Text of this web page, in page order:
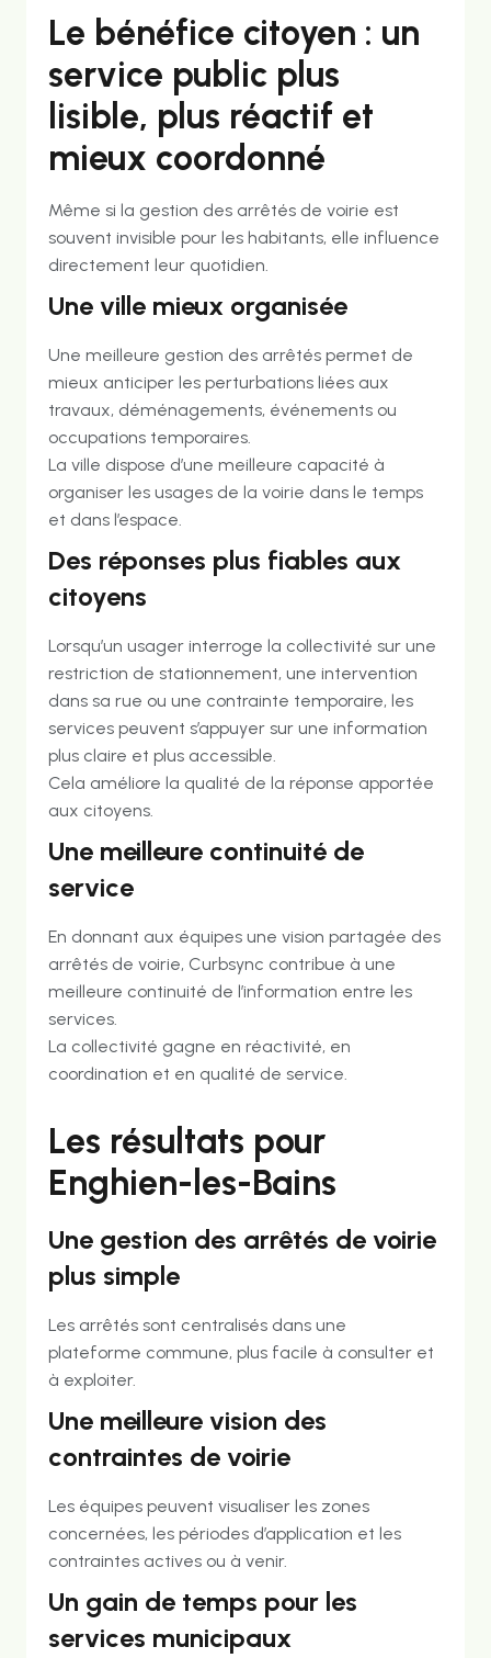
Le bénéfice citoyen : un
service public plus
lisible, plus réactif et
mieux coordonné
Même si la gestion des arrêtés de voirie est
souvent invisible pour les habitants, elle influence
directement leur quotidien.
Une ville mieux organisée
Une meilleure gestion des arrêtés permet de
mieux anticiper les perturbations liées aux
travaux, déménagements, événements ou
occupations temporaires.
La ville dispose d’une meilleure capacité à
organiser les usages de la voirie dans le temps
et dans l’espace.
Des réponses plus fiables aux
citoyens
Lorsqu’un usager interroge la collectivité sur une
restriction de stationnement, une intervention
dans sa rue ou une contrainte temporaire, les
services peuvent s’appuyer sur une information
plus claire et plus accessible.
Cela améliore la qualité de la réponse apportée
aux citoyens.
Une meilleure continuité de
service
En donnant aux équipes une vision partagée des
arrêtés de voirie, Curbsync contribue à une
meilleure continuité de l’information entre les
services.
La collectivité gagne en réactivité, en
coordination et en qualité de service.
Les résultats pour
Enghien-les-Bains
Une gestion des arrêtés de voirie
plus simple
Les arrêtés sont centralisés dans une
plateforme commune, plus facile à consulter et
à exploiter.
Une meilleure vision des
contraintes de voirie
Les équipes peuvent visualiser les zones
concernées, les périodes d’application et les
contraintes actives ou à venir.
Un gain de temps pour les
services municipaux